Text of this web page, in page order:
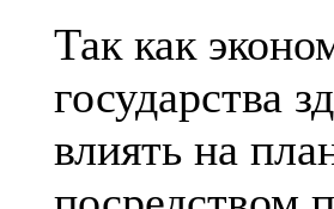
Так как
государства
влиять на